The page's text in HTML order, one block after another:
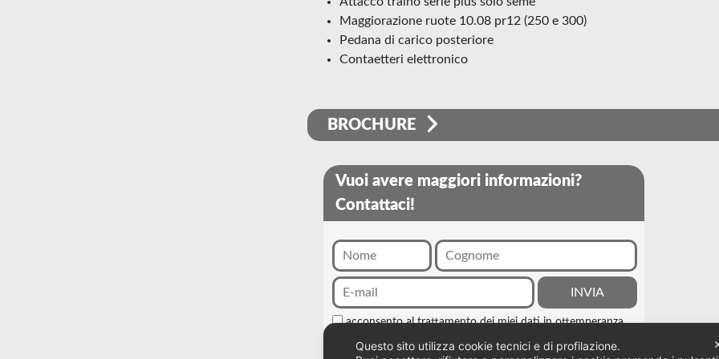
maggiorazione ruote 10.08 pr12 (250 e 300)
pedana di carico posteriore
contaetteri elettronico
BROCHURE
Vuoi avere maggiori informazioni?
Contattaci!
acconsento al trattamento dei miei dati in ottemperanza
Questo sito utilizza cookie tecnici e di profilazione.